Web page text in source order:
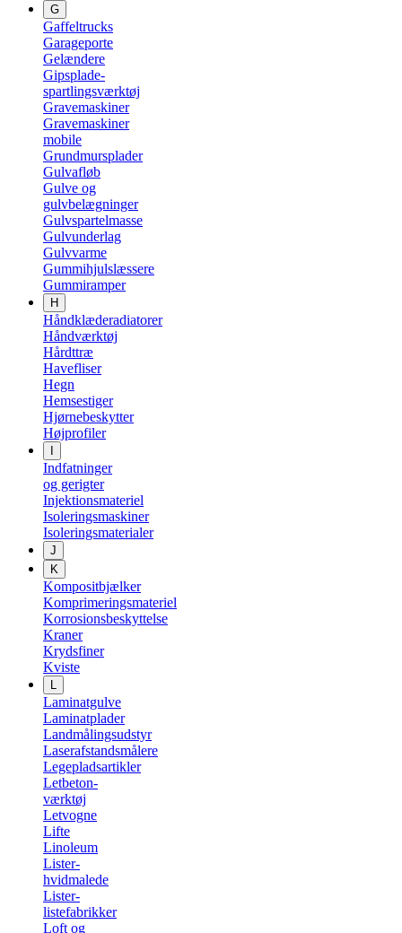
G
Gaffeltrucks
Garageporte
Gelændere
Gipsplade-
spartlingsværktøj
Gravemaskiner
Gravemaskiner
mobile
Grundmursplader
Gulvafløb
Gulve og
gulvbelægninger
Gulvspartelmasse
Gulvunderlag
Gulvvarme
Gummihjulslæssere
Gummiramper
H
Håndklæderadiatorer
Håndværktøj
Hårdttræ
Havefliser
Hegn
Hemsestiger
Hjørnebeskytter
Højprofiler
Indfatninger
og gerigter
Injektionsmateriel
Isoleringsmaskiner
Isoleringsmaterialer
J
K
Kompositbjælker
Komprimeringsmateriel
Korrosionsbeskyttelse
Kraner
Krydsfiner
Kviste
L
Laminatgulve
Laminatplader
Landmålingsudstyr
Laserafstandsmålere
Legepladsartikler
Letbeton-
værktøj
Letvogne
Lifte
Linoleum
Lister-
hvidmalede
Lister-
listefabrikker
Loft og